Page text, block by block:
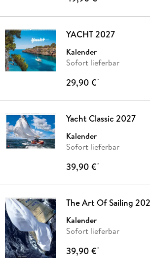
YACHT 2027
Kalender
Sofort lieferbar
29,90 €*
Yacht Classic 2027
Kalender
Sofort lieferbar
39,90 €*
The Art Of Sailing
Kalender
Sofort lieferbar
39,90 €*